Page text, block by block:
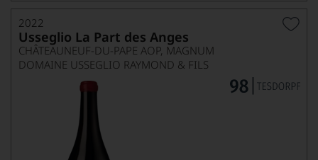
2022
Usseglio La Part des Anges
CHÂTEAUNEUF-DU-PAPE AOP, MAGNUM
DOMAINE USSEGLIO RAYMOND & FILS